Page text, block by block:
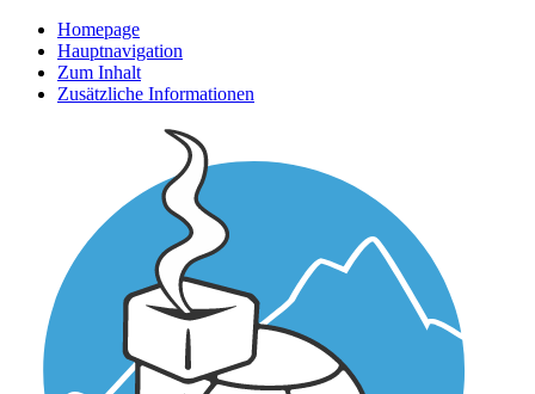
Homepage
Hauptnavigation
Zum Inhalt
Zusätzliche Informationen